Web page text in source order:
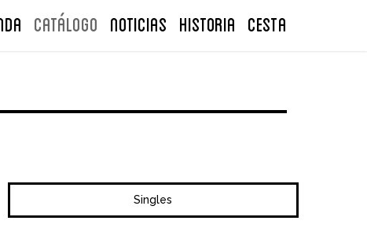
CESTA
Catálogo NOTICIAS Historia
Singles